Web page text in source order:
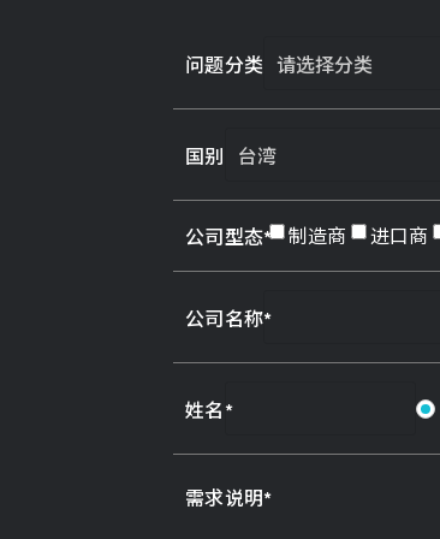
问题分类
国别
公司型态 制造商 进口商
公司名称
姓名
需求说明